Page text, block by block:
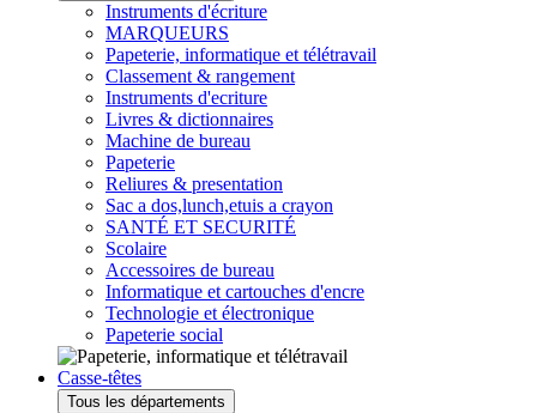
Instruments d'écriture
MARQUEURS
Papeterie, informatique et télétravail
Classement & rangement
Instruments d'ecriture
Livres & dictionnaires
Machine de bureau
Papeterie
Reliures & presentation
Sac a dos,lunch,etuis a crayon
SANTÉ ET SECURITÉ
Scolaire
Accessoires de bureau
Informatique et cartouches d'encre
Technologie et électronique
Papeterie social
Casse-têtes
Tous les départements